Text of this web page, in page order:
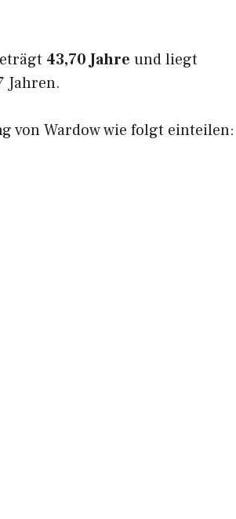
43,70 Jahre und liegt
Jahren.
von Wardow wie folgt einteilen: